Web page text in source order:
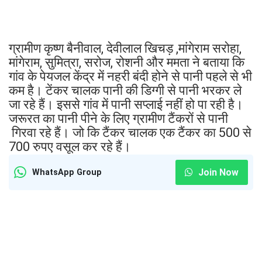
ग्रामीण कृष्ण बैनीवाल, देवीलाल खिचड़ ,मांगेराम सरोहा,
मांगेराम, सुमित्रा, सरोज, रोशनी और ममता ने बताया कि
गांव के पेयजल केंद्र में नहरी बंदी होने से पानी पहले से भी
कम है। टेंकर चालक पानी की डिग्गी से पानी भरकर ले
जा रहे हैं। इससे गांव में पानी सप्लाई नहीं हो पा रही है।
जरूरत का पानी पीने के लिए ग्रामीण टैंकरों से पानी
गिरवा रहे हैं। जो कि टैंकर चालक एक टैंकर का 500 से
700 रुपए वसूल कर रहे हैं।
WhatsApp Group Join Now